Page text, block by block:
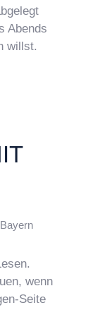
Abends
willst.
wenn
Seite